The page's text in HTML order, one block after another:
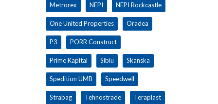
Metrorex NEPI NEPI Rockcastle
One United Properties Oradea
P3 PORR Construct
Prime Kapital Sibiu Skanska
Spedition UMB Speedwell
Strabag Tehnostrade Teraplast